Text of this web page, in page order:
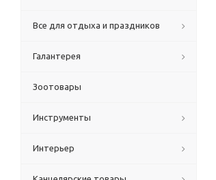
Все для отдыха и праздников
Галантерея
Зоотовары
Инструменты
Интерьер